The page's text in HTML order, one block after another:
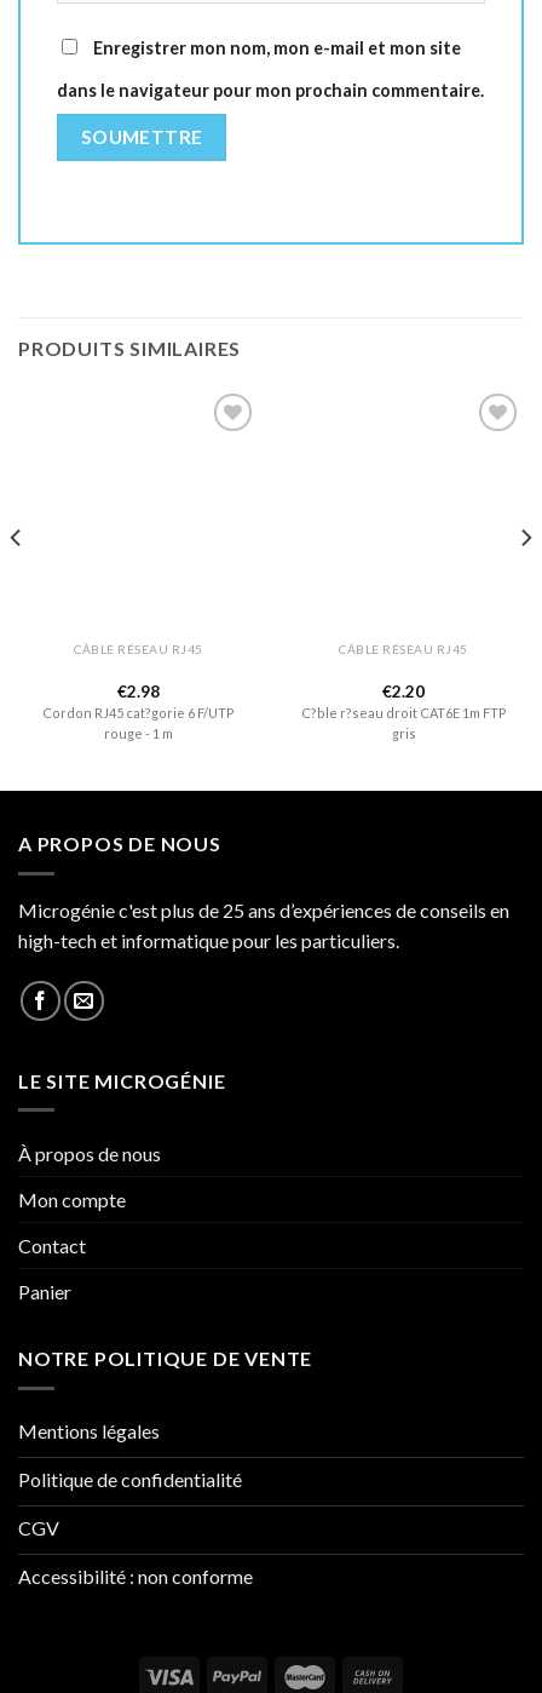
Enregistrer mon nom, mon e-mail et mon site
dans le navigateur pour mon prochain commentaire.
PRODUITS SIMILAIRES
CÂBLE RÉSEAU RJ45
€2.98
Cordon RJ45 cat?gorie 6 F/UTP
rouge - 1 m
CÂBLE RÉSEAU RJ45
€2.20
C?ble r?seau droit CAT6E 1m FTP
gris
A PROPOS DE NOUS
Microgénie c'est plus de 25 ans d’expériences de conseils en
high-tech et informatique pour les particuliers.
LE SITE MICROGÉNIE
À propos de nous
Mon compte
Contact
Panier
NOTRE POLITIQUE DE VENTE
Mentions légales
Politique de confidentialité
CGV
Accessibilité : non conforme